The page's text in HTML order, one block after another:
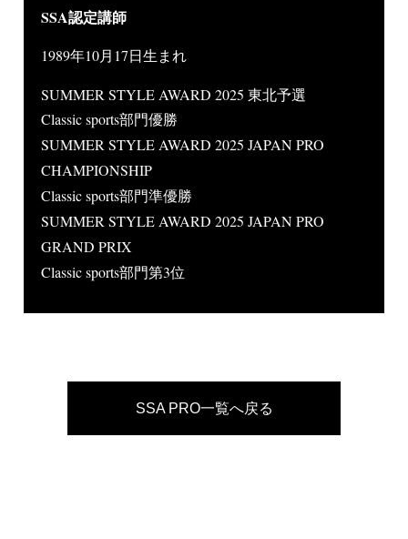
SSA認定講師
1989年10月17日生まれ
SUMMER STYLE AWARD 2025 東北予選
Classic sports部門優勝
SUMMER STYLE AWARD 2025 JAPAN PRO
CHAMPIONSHIP
Classic sports部門準優勝
SUMMER STYLE AWARD 2025 JAPAN PRO
GRAND PRIX
Classic sports部門第3位
SSA PRO一覧へ戻る